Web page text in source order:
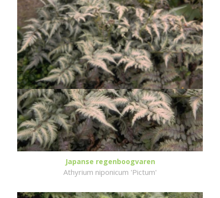
Japanse regenboogvaren
Athyrium niponicum 'Pictum'